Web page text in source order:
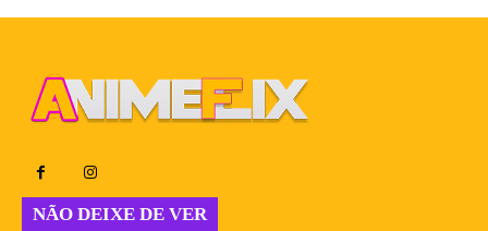
NÃO DEIXE DE VER